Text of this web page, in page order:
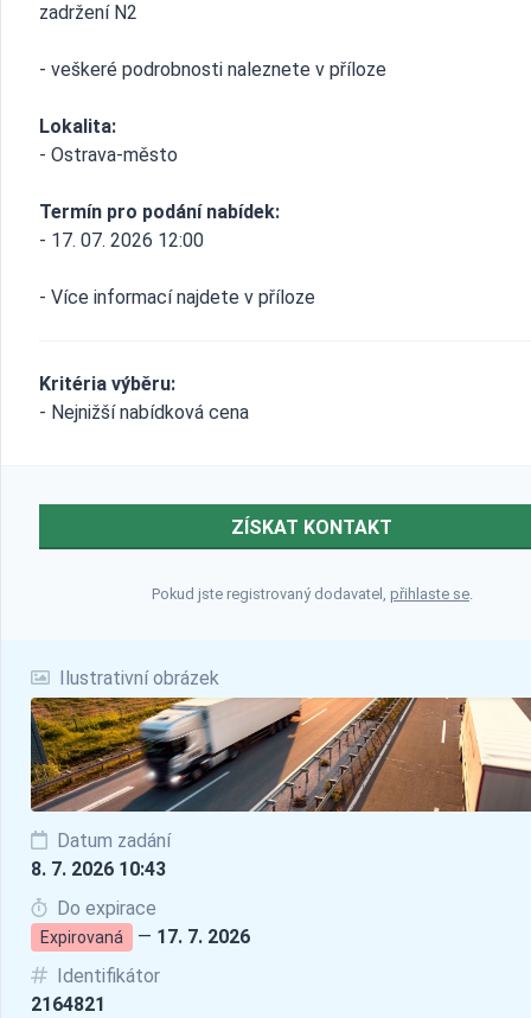
Ilustrativní obrázek
Datum zadání
8. 7. 2026 10:43
Do expirace
Expirovaná — 17. 7. 2026
Identifikátor
2164821
zadržení N2
- veškeré podrobnosti naleznete v příloze
Lokalita:
- Ostrava-město
Termín pro podání nabídek:
- 17. 07. 2026 12:00
- Více informací najdete v příloze
Kritéria výběru:
- Nejnižší nabídková cena
ZÍSKAT KONTAKT
Pokud jste registrovaný dodavatel, přihlaste se.